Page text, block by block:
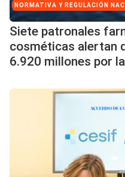
NORMATIVA Y REGULACIÓN
Siete patronales
cosméticas alertan
6.920 millones por